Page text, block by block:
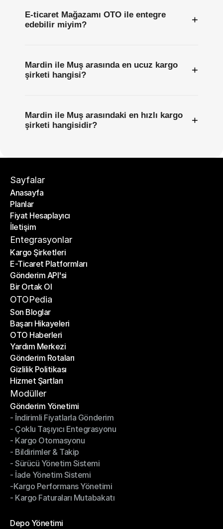
E-ticaret Mağazamı OTO ile entegre
edebilir miyim?
+
Mardin ile Muş arasında en ucuz kargo
şirketi hangisi?
+
Mardin ile Muş arasındaki en hızlı kargo
şirketi hangisidir?
+
Sayfalar
Anasayfa
Anasayfa
Planlar
Planlar
Fiyat Hesaplayıcı
Fiyat Hesaplayıcı
İletişim
İletişim
Entegrasyonlar
Kargo Şirketleri
Kargo Şirketleri
E-Ticaret Platformları
E-Ticaret Platformları
Gönderim API'si
Gönderim API'si
Bir Ortak Ol
Bir Ortak Ol
OTOPedia
Son Bloglar
Son Bloglar
Başarı Hikayeleri
Başarı Hikayeleri
OTO Haberleri
OTO Haberleri
Yardım Merkezi
Yardım Merkezi
Gönderim Rotaları
Gönderim Rotaları
Gizlilik Politikası
Gizlilik Politikası
Hizmet Şartları
Hizmet Şartları
Modüller
Gönderim Yönetimi
Gönderim Yönetimi
- İndirimli Fiyatlarla Gönderim
- İndirimli Fiyatlarla Gönderim
- Çoklu Taşıyıcı Entegrasyonu
- Çoklu Taşıyıcı Entegrasyonu
- Kargo Otomasyonu
- Kargo Otomasyonu
- Bildirimler & Takip
- Bildirimler & Takip
- Sürücü Yönetim Sistemi
- Sürücü Yönetim Sistemi
- İade Yönetim Sistemi
- İade Yönetim Sistemi
-Kargo Performans Yönetimi
-Kargo Performans Yönetimi
- Kargo Faturaları Mutabakatı
Depo Yönetimi